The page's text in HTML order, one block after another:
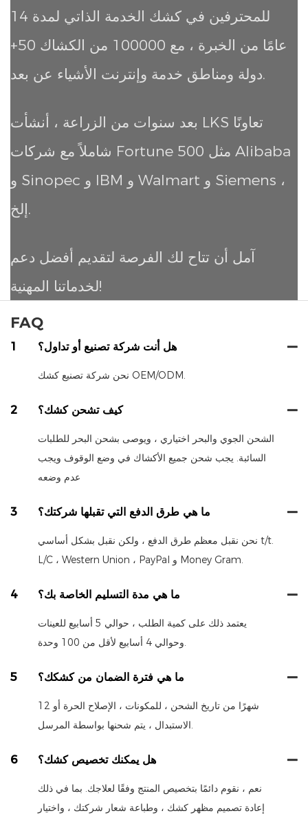
للمحترفين في كشك الخدمة الذاتي لمدة 14
عامًا من الخبرة ، مع 100000 من الكشاك
50+
دولة ومناطق خدمة وإنترنت الأشياء عن بعد.
بعد سنوات من الزراعة ، أنشأت LKS تعاونًا
شاملاً مع شركات Fortune 500 مثل Alibaba
و Sinopec و IBM و Walmart و Siemens ،
إلخ.
آمل أن تتاح لك الفرصة لتقديم أفضل دعم
لخدماتنا المهنية!
FAQ
1 هل أنت شركة تصنيع أو تداول؟
نحن شركة تصنيع كشك OEM/ODM.
2 كيف تشحن كشك؟
الشحن الجوي والبحر اختياري ، ويوصى بشحن البحر للطلبات
السائبة. يجب شحن جميع الأكشاك في وضع الوقوف ويجب
عدم وضعه
3 ما هي طرق الدفع التي تقبلها شركتك؟
نحن نقبل معظم طرق الدفع ، ولكن نقبل بشكل أساسي t/t.
L/C ، Western Union ، PayPal و Money Gram.
4 ما هي مدة التسليم الخاصة بك؟
يعتمد ذلك على كمية الطلب ، حوالي 5 أسابيع للعينات
وحوالي 4 أسابيع لأقل من 100 وحدة.
5 ما هي فترة الضمان من كشكك؟
12 شهرًا من تاريخ الشحن ، للمكونات ، الإصلاح الحرة أو
الاستبدال ، يتم شحنها بواسطة المرسل.
6 هل يمكنك تخصيص كشك؟
نعم ، نقوم دائمًا بتخصيص المنتج وفقًا لعلاجك. بما في ذلك
إعادة تصميم مظهر كشك ، وطباعة شعار شركتك ، واختيار